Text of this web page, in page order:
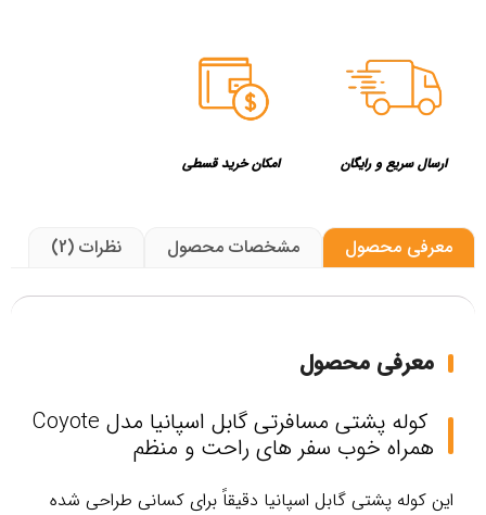
ارسال سریع و رایگان امکان خرید قسطی
معرفی محصول مشخصات محصول نظرات (2)
معرفی محصول
کوله پشتی مسافرتی گابل اسپانیا مدل Coyote
همراه خوب سفر های راحت و منظم
این کوله‌ پشتی گابل اسپانیا دقیقاً برای کسانی طراحی شده